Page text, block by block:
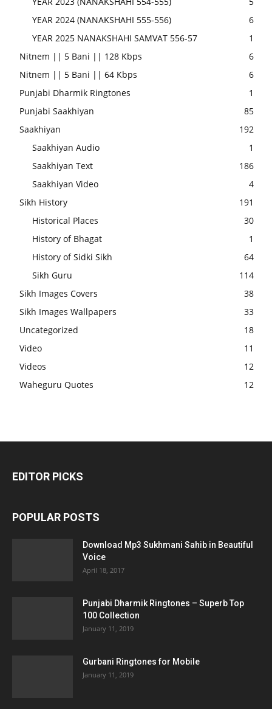
YEAR 2024 (NANAKSHAHI 555-556)
6
YEAR 2025 NANAKSHAHI SAMVAT 556-57
1
Nitnem || 5 Bani || 128 Kbps
6
Nitnem || 5 Bani || 64 Kbps
6
Punjabi Dharmik Ringtones
1
Punjabi Saakhiyan
85
Saakhiyan
192
Saakhiyan Audio
1
Saakhiyan Text
186
Saakhiyan Video
4
Sikh History
191
Historical Places
30
History of Bhagat
1
History of Sidki Sikh
64
Sikh Guru
114
Sikh Images Covers
38
Sikh Images Wallpapers
33
Uncategorized
18
Video
11
Videos
12
Waheguru Quotes
12
EDITOR PICKS
POPULAR POSTS
Download Mp3 Sukhmani Sahib in Beautiful
Voice
April 18, 2017
Punjabi Dharmik Ringtones – Superb Top
100 Collection
January 11, 2019
Gurbani Ringtones for Mobile
January 11, 2019